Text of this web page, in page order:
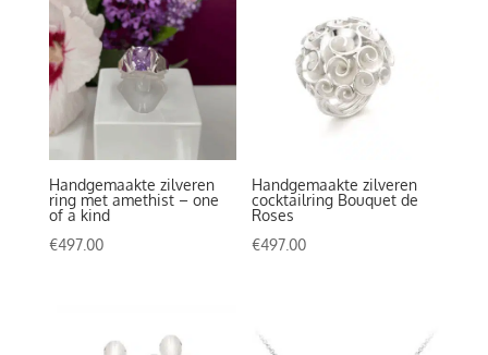
Handgemaakte zilveren
ring met amethist – one
of a kind
€497.00
Handgemaakte zilveren
cocktailring Bouquet de
Roses
€497.00